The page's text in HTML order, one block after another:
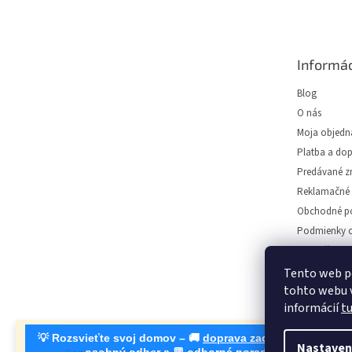
Tento web
tohto webu
informáciítu
💡 Rozsvieťte svoj domov – 🚚 doprava zadarmo od 30 €
Blog
O nás
Moja
Platba a
Predávané
Obchodné
Podmienky
Predajňa
Napíšte nám
Kontakt